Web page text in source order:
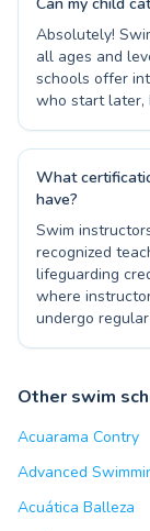
Absolutely!
all ages and
schools offer
who start later,
What
have?
Swim
recognized
lifeguarding
where
undergo
Other swim
Acuarama Contry
Advanced
Acuática Balleza